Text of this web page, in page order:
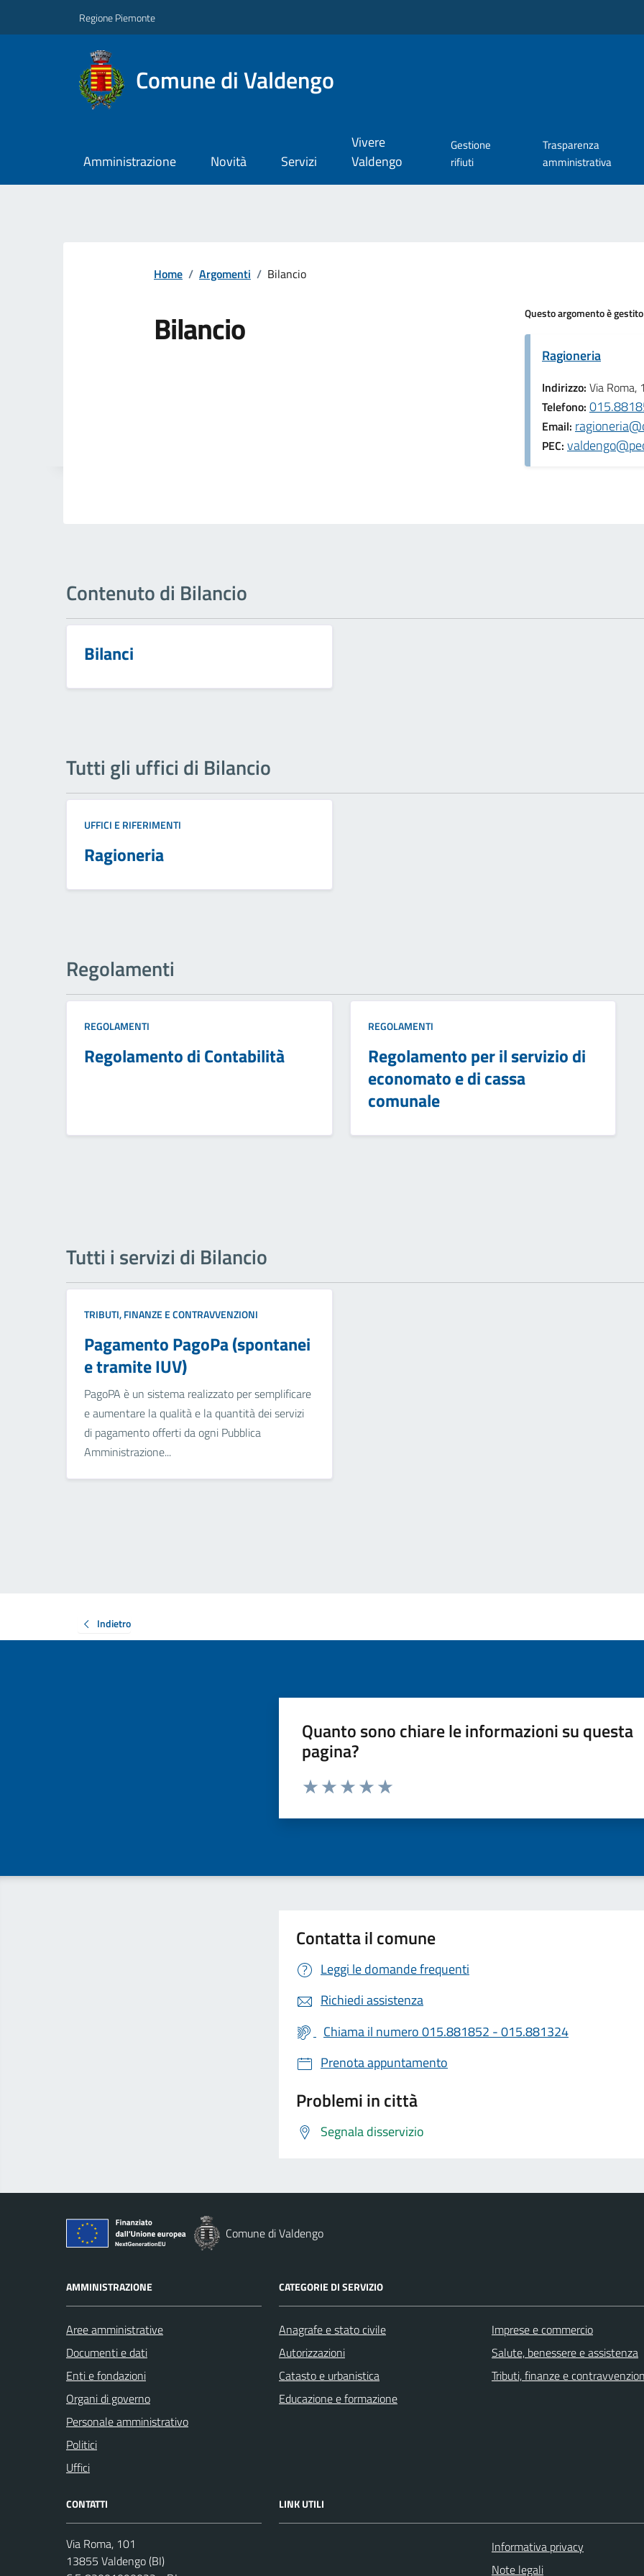
Regione Piemonte
Comune di Valdengo
Amministrazione Novità Servizi
Vivere
Valdengo
Gestione
rifiuti
Trasparenza
amministrativa
Home / Argomenti / Bilancio
Bilancio Questo argomento è
Ragioneria
Indirizzo: Via Roma,
Telefono:
Email:
PEC:
Contenuto di Bilancio
Bilanci
Tutti gli uffici di Bilancio
UFFICI E RIFERIMENTI
Ragioneria
Regolamenti
REGOLAMENTI
Regolamento di Contabilità
REGOLAMENTI
Regolamento per il servizio di
economato e di cassa
comunale
Tutti i servizi di Bilancio
TRIBUTI, FINANZE E CONTRAVVENZIONI
Pagamento PagoPa (spontanei
e tramite IUV)
PagoPA è un sistema realizzato per semplificare
e aumentare la qualità e la quantità dei servizi
di pagamento offerti da ogni Pubblica
Amministrazione...
Indietro
Quanto sono chiare le informazioni su questa
pagina?
Valuta da 1 a 5 stelle la pagina
Contatta il comune
Leggi le domande frequenti
Richiedi assistenza
Chiama il numero 015.881852 - 015.881324
Prenota appuntamento
Problemi in città
Segnala disservizio
Comune di Valdengo
AMMINISTRAZIONE
Aree amministrative
Documenti e dati
Enti e fondazioni
Organi di governo
Personale amministrativo
Politici
Uffici
CATEGORIE DI SERVIZIO
Anagrafe e stato civile
Autorizzazioni
Catasto e urbanistica
Educazione e formazione
Imprese e commercio
Salute, benessere e assistenza
Tributi, finanze e
CONTATTI
Via Roma, 101
13855 Valdengo (BI)
LINK UTILI
Informativa privacy
Note legali